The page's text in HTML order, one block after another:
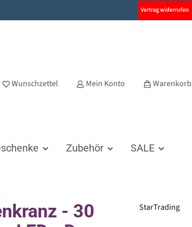
Vertrag widerrufen
Wunschzettel Mein Konto Warenkorb
Zubehör SALE
- 30
StarTrading